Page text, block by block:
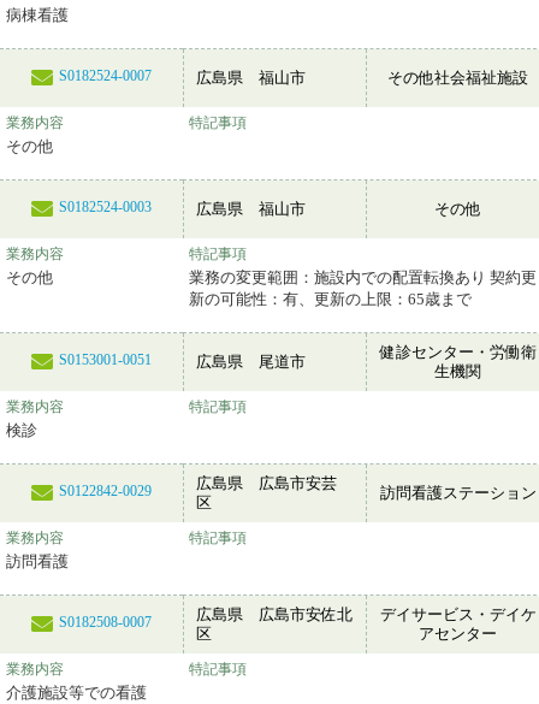
病棟看護
S0182524-0007 広島県 福山市 その他社会福祉施設
業務内容
その他
特記事項
S0182524-0003 広島県 福山市 その他
業務内容
その他
特記事項
業務の変更範囲：施設内での配置転換あり 契約更
新の可能性：有、更新の上限：65歳まで
S0153001-0051 広島県 尾道市
健診センター・労働衛
生機関
業務内容
検診
特記事項
S0122842-0029
広島県 広島市安芸
区
訪問看護ステーション
業務内容
訪問看護
特記事項
S0182508-0007
広島県 広島市安佐北
区
デイサービス・デイケ
アセンター
業務内容
介護施設等での看護
特記事項